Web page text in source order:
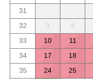
31
32
3 4
33
10 11
34
17 18
35
24 25